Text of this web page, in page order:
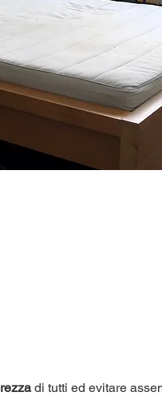
di tutti ed evitare